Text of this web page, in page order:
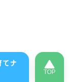
ナ
TOP